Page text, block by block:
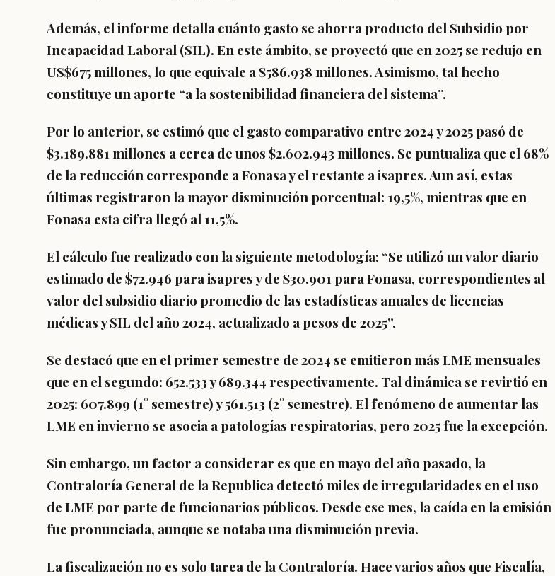
Además, el informe detalla cuánto gasto se ahorra producto del Subsidio por
Incapacidad Laboral (SIL). En este ámbito, se proyectó que en 2025 se redujo en
US$675 millones, lo que equivale a $586.938 millones. Asimismo, tal hecho
constituye un aporte “a la sostenibilidad financiera del sistema”.
Por lo anterior, se estimó que el gasto comparativo entre 2024 y 2025 pasó de
$3.189.881 millones a cerca de unos $2.602.943 millones. Se puntualiza que el 68%
de la reducción corresponde a Fonasa y el restante a isapres. Aun así, estas
últimas registraron la mayor disminución porcentual: 19,5%, mientras que en
Fonasa esta cifra llegó al 11,5%.
El cálculo fue realizado con la siguiente metodología: “Se utilizó un valor diario
estimado de $72.946 para isapres y de $30.901 para Fonasa, correspondientes al
valor del subsidio diario promedio de las estadísticas anuales de licencias
médicas y SIL del año 2024, actualizado a pesos de 2025”.
Se destacó que en el primer semestre de 2024 se emitieron más LME mensuales
que en el segundo: 652.533 y 689.344 respectivamente. Tal dinámica se revirtió en
2025: 607.899 (1° semestre) y 561.513 (2° semestre). El fenómeno de aumentar las
LME en invierno se asocia a patologías respiratorias, pero 2025 fue la excepción.
Sin embargo, un factor a considerar es que en mayo del año pasado, la
Contraloría General de la Republica detectó miles de irregularidades en el uso
de LME por parte de funcionarios públicos. Desde ese mes, la caída en la emisión
fue pronunciada, aunque se notaba una disminución previa.
La fiscalización no es solo tarea de la Contraloría. Hace varios años que Fiscalía,